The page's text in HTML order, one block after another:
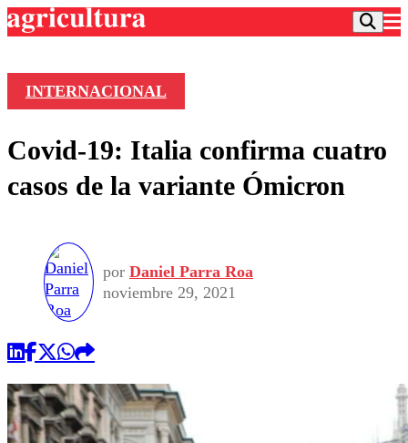
Frecuencias
Agricultura TV
Deportes
Otros Deportes
Seleccion Chilena
Universidad de Chile
Dato Practico
Economía
Sustentabilidad
Vida Social
Publicaciones en medios
INTERNACIONAL
Covid-19: Italia confirma cuatro
casos de la variante Ómicron
por Daniel Parra Roa
noviembre 29, 2021